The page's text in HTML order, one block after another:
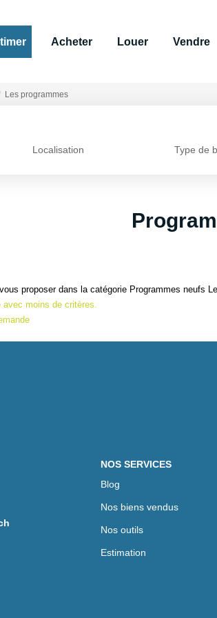
Acheter Louer Vendre
Les programmes
Localisation Type de
proposer dans la catégorie Programmes neufs
moins de critères.
NOS SERVICES
Blog
Nos biens vendus
Nos outils
Estimation